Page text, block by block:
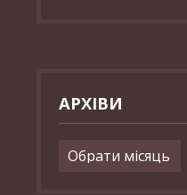
АРХІВИ
Архіви